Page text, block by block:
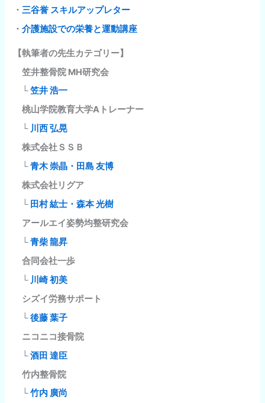
・三谷誉 スキルアップレター
・介護施設での栄養と運動講座
【執筆者の先生カテゴリー】
笠井整骨院 MH研究会
└笠井 浩一
桃山学院教育大学Aトレーナー
└ 川西 弘晃
株式会社ＳＳＢ
└青木 崇晶・田島 友博
株式会社リグア
└ 田村 紘士・森本 光樹
アールエイ姿勢均整研究会
└青柴 龍昇
合同会社一歩
└ 川崎 初美
シズイ労務サポート
└後藤 葉子
ニコニコ接骨院
└酒田 達臣
竹内整骨院
└竹内 廣尚